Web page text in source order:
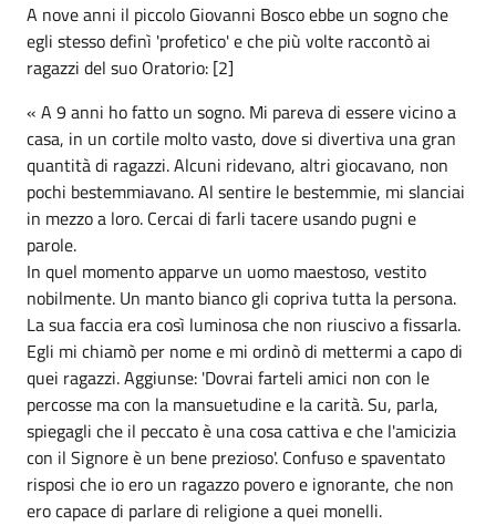
A nove anni il piccolo Giovanni Bosco ebbe un sogno che
egli stesso definì 'profetico' e che più volte raccontò ai
ragazzi del suo Oratorio: [2]
« A 9 anni ho fatto un sogno. Mi pareva di essere vicino a
casa, in un cortile molto vasto, dove si divertiva una gran
quantità di ragazzi. Alcuni ridevano, altri giocavano, non
pochi bestemmiavano. Al sentire le bestemmie, mi slanciai
in mezzo a loro. Cercai di farli tacere usando pugni e
parole.
In quel momento apparve un uomo maestoso, vestito
nobilmente. Un manto bianco gli copriva tutta la persona.
La sua faccia era così luminosa che non riuscivo a fissarla.
Egli mi chiamò per nome e mi ordinò di mettermi a capo di
quei ragazzi. Aggiunse: 'Dovrai farteli amici non con le
percosse ma con la mansuetudine e la carità. Su, parla,
spiegagli che il peccato è una cosa cattiva e che l'amicizia
con il Signore è un bene prezioso'. Confuso e spaventato
risposi che io ero un ragazzo povero e ignorante, che non
ero capace di parlare di religione a quei monelli.